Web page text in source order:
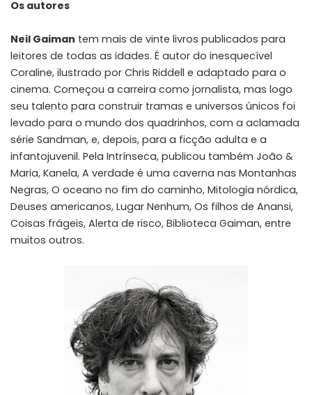
Os autores
Neil Gaiman tem mais de vinte livros publicados para
leitores de todas as idades. É autor do inesquecível
Coraline, ilustrado por Chris Riddell e adaptado para o
cinema. Começou a carreira como jornalista, mas logo
seu talento para construir tramas e universos únicos foi
levado para o mundo dos quadrinhos, com a aclamada
série Sandman, e, depois, para a ficção adulta e a
infantojuvenil. Pela Intrínseca, publicou também João &
Maria, Kanela, A verdade é uma caverna nas Montanhas
Negras, O oceano no fim do caminho, Mitologia nórdica,
Deuses americanos, Lugar Nenhum, Os filhos de Anansi,
Coisas frágeis, Alerta de risco, Biblioteca Gaiman, entre
muitos outros.